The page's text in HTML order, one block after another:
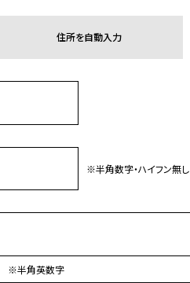
住所を自動入力
※半角数字・ハイフン無し
※半角英数字